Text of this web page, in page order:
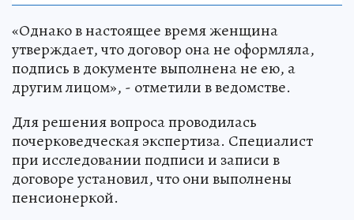
«Однако в настоящее время женщина
утверждает, что договор она не оформляла,
подпись в документе выполнена не ею, а
другим лицом», - отметили в ведомстве.
Для решения вопроса проводилась
почерковедческая экспертиза. Специалист
при исследовании подписи и записи в
договоре установил, что они выполнены
пенсионеркой.